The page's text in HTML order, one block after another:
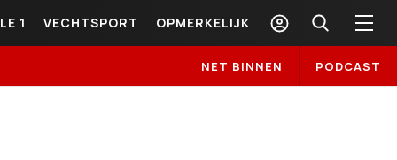
1 VECHTSPORT OPMERKELIJK
NET BINNEN PODCAST